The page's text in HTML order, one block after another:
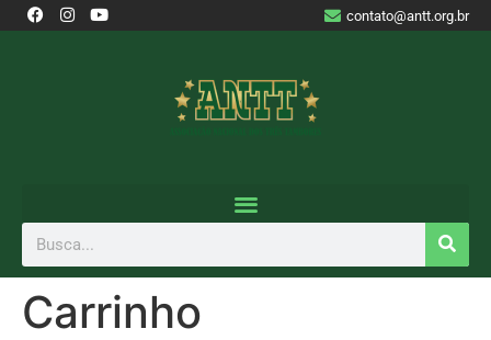
contato@antt.org.br
Carrinho